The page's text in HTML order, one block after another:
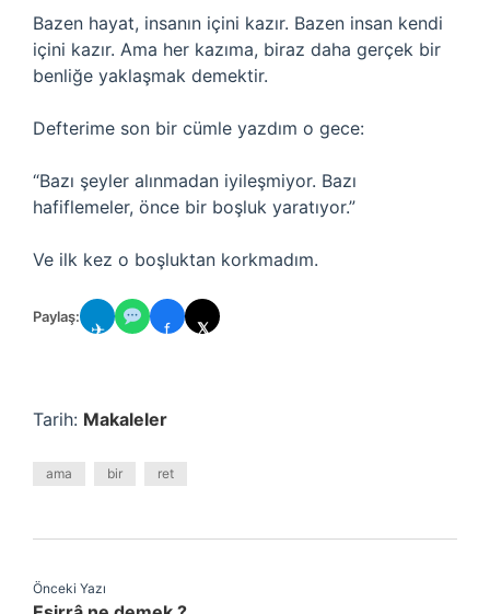
Bazen hayat, insanın içini kazır. Bazen insan kendi
içini kazır. Ama her kazıma, biraz daha gerçek bir
benliğe yaklaşmak demektir.
Defterime son bir cümle yazdım o gece:
“Bazı şeyler alınmadan iyileşmiyor. Bazı
hafiflemeler, önce bir boşluk yaratıyor.”
Ve ilk kez o boşluktan korkmadım.
Paylaş:
✈ f 𝕏
Tarih: Makaleler
ama bir ret
Önceki Yazı